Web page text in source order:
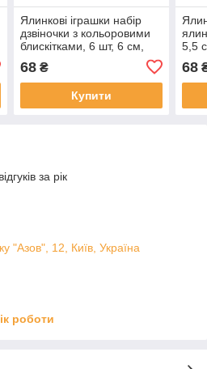
Ялинкові іграшки набір
дзвіночки з кольоровими
блискітками, 6 шт, 6 см,
новорічних іграшок
(200237)
68₴
Купити
5,5
68
за рік
"Азов", 12, Київ, Україна
роботи